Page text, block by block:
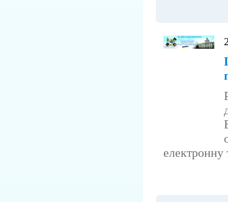
електронну